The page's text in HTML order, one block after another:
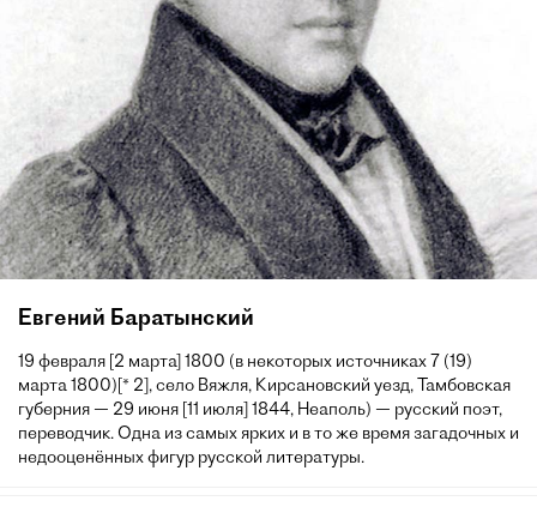
Евгений Баратынский
19 февраля [2 марта] 1800 (в некоторых источниках 7 (19)
марта 1800)[* 2], село Вяжля, Кирсановский уезд, Тамбовская
губерния — 29 июня [11 июля] 1844, Неаполь) — русский поэт,
переводчик. Одна из самых ярких и в то же время загадочных и
недооценённых фигур русской литературы.